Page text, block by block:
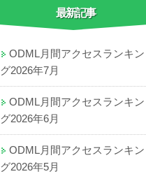
最新記事
ODML月間アクセスランキン
グ2026年7月
ODML月間アクセスランキン
グ2026年6月
ODML月間アクセスランキン
グ2026年5月